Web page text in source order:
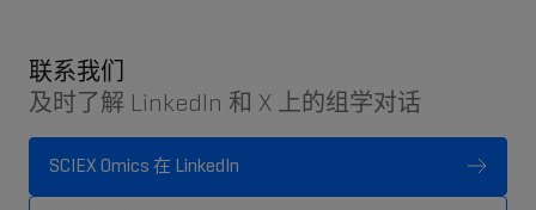
联系我们
及时了解 LinkedIn 和 X 上的组学对话
SCIEX Omics 在 LinkedIn